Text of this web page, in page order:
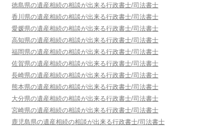
徳島県の遺産相続の相談が出来る行政書士/司法書士
香川県の遺産相続の相談が出来る行政書士/司法書士
愛媛県の遺産相続の相談が出来る行政書士/司法書士
高知県の遺産相続の相談が出来る行政書士/司法書士
福岡県の遺産相続の相談が出来る行政書士/司法書士
佐賀県の遺産相続の相談が出来る行政書士/司法書士
長崎県の遺産相続の相談が出来る行政書士/司法書士
熊本県の遺産相続の相談が出来る行政書士/司法書士
大分県の遺産相続の相談が出来る行政書士/司法書士
宮崎県の遺産相続の相談が出来る行政書士/司法書士
鹿児島県の遺産相続の相談が出来る行政書士/司法書士